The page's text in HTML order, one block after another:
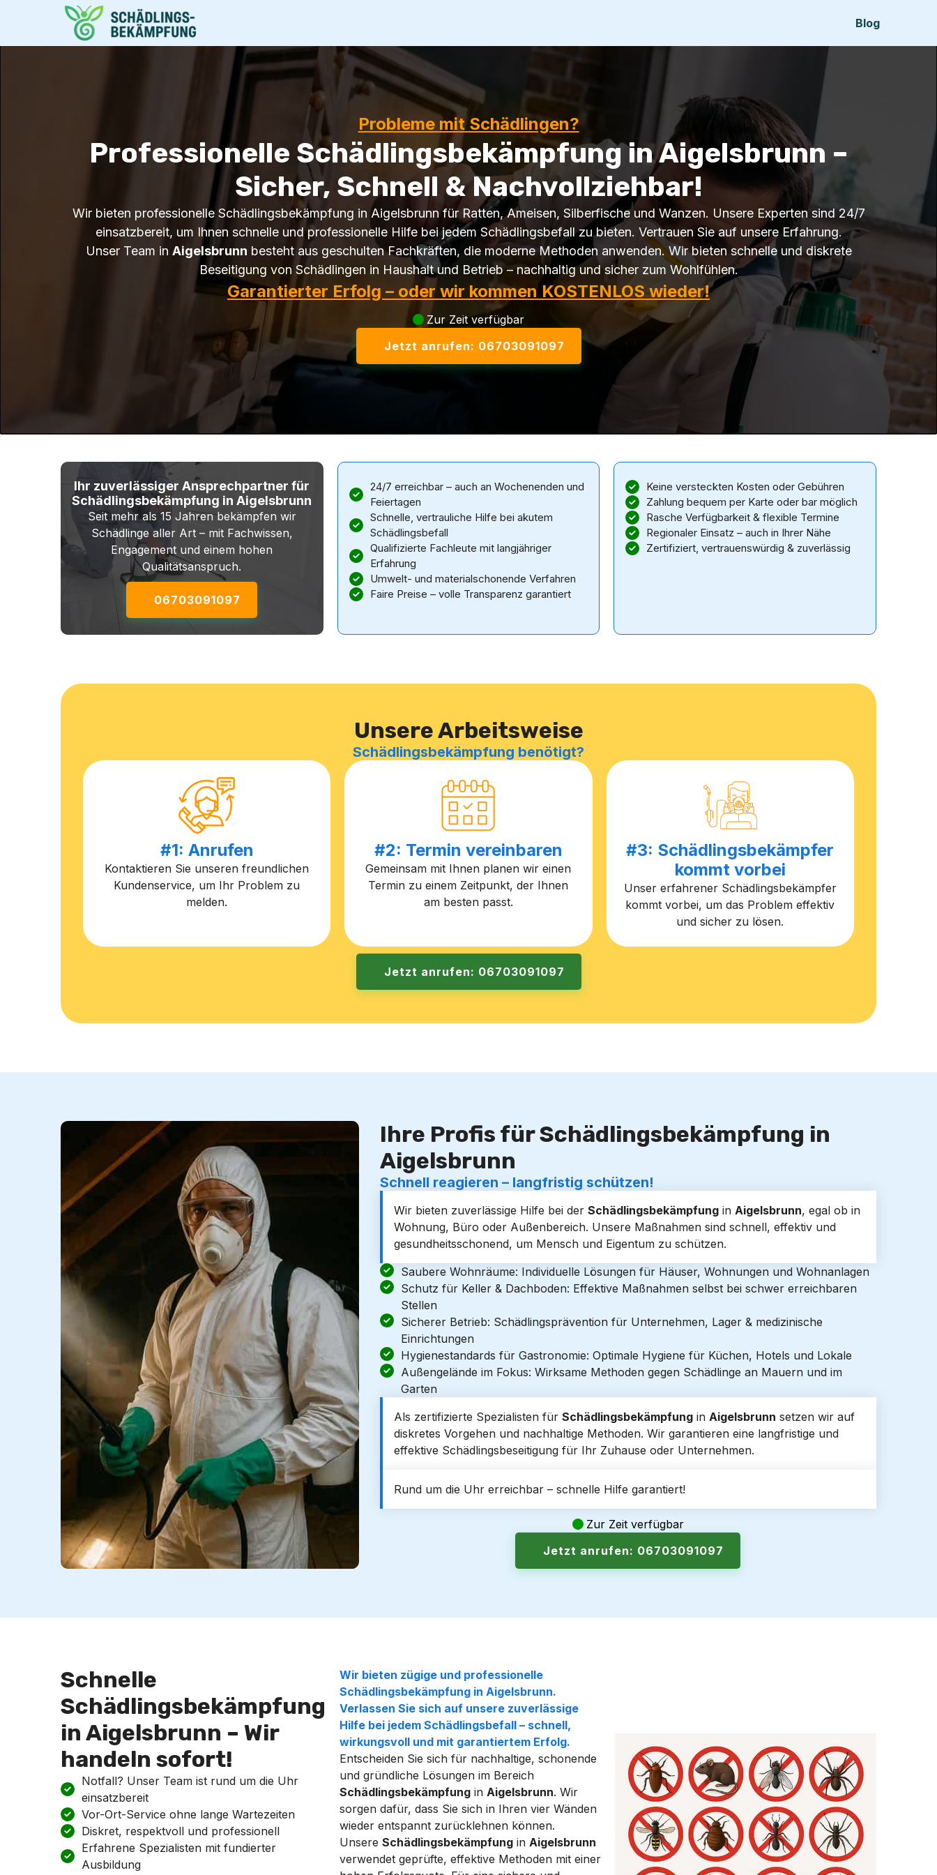
Blog
Probleme mit Schädlingen?
Professionelle Schädlingsbekämpfung in Aigelsbrunn –
Sicher, Schnell & Nachvollziehbar!
Wir bieten professionelle Schädlingsbekämpfung in Aigelsbrunn für Ratten, Ameisen, Silberfische und Wanzen. Unsere Experten sind 24/7
einsatzbereit, um Ihnen schnelle und professionelle Hilfe bei jedem Schädlingsbefall zu bieten. Vertrauen Sie auf unsere Erfahrung.
Unser Team in Aigelsbrunn besteht aus geschulten Fachkräften, die moderne Methoden anwenden. Wir bieten schnelle und diskrete
Beseitigung von Schädlingen in Haushalt und Betrieb – nachhaltig und sicher zum Wohlfühlen.
Garantierter Erfolg – oder wir kommen KOSTENLOS wieder!
Zur Zeit verfügbar
Jetzt anrufen: 06703091097
Ihr zuverlässiger Ansprechpartner für
Schädlingsbekämpfung in Aigelsbrunn
Seit mehr als 15 Jahren bekämpfen wir
Schädlinge aller Art – mit Fachwissen,
Engagement und einem hohen
Qualitätsanspruch.
06703091097
24/7 erreichbar – auch an Wochenenden und
Feiertagen
Schnelle, vertrauliche Hilfe bei akutem
Schädlingsbefall
Qualifizierte Fachleute mit langjähriger
Erfahrung
Umwelt- und materialschonende Verfahren
Faire Preise – volle Transparenz garantiert
Keine versteckten Kosten oder Gebühren
Zahlung bequem per Karte oder bar möglich
Rasche Verfügbarkeit & flexible Termine
Regionaler Einsatz – auch in Ihrer Nähe
Zertifiziert, vertrauenswürdig & zuverlässig
Unsere Arbeitsweise
Schädlingsbekämpfung benötigt?
#1: Anrufen
Kontaktieren Sie unseren freundlichen
Kundenservice, um Ihr Problem zu
melden.
#2: Termin vereinbaren
Gemeinsam mit Ihnen planen wir einen
Termin zu einem Zeitpunkt, der Ihnen
am besten passt.
#3: Schädlingsbekämpfer
kommt vorbei
Unser erfahrener Schädlingsbekämpfer
kommt vorbei, um das Problem effektiv
und sicher zu lösen.
Jetzt anrufen: 06703091097
Ihre Profis für Schädlingsbekämpfung in
Aigelsbrunn
Schnell reagieren – langfristig schützen!
Wir bieten zuverlässige Hilfe bei der Schädlingsbekämpfungin Aigelsbrunn, egal ob in
Wohnung, Büro oder Außenbereich. Unsere Maßnahmen sind schnell, effektiv und
gesundheitsschonend, um Mensch und Eigentum zu schützen.
Saubere Wohnräume: Individuelle Lösungen für Häuser, Wohnungen und Wohnanlagen
Schutz für Keller & Dachboden: Effektive Maßnahmen selbst bei schwer erreichbaren
Stellen
Sicherer Betrieb: Schädlingsprävention für Unternehmen, Lager & medizinische
Einrichtungen
Hygienestandards für Gastronomie: Optimale Hygiene für Küchen, Hotels und Lokale
Außengelände im Fokus: Wirksame Methoden gegen Schädlinge an Mauern und im
Garten
Als zertifizierte Spezialisten für Schädlingsbekämpfungin Aigelsbrunn setzen wir auf
diskretes Vorgehen und nachhaltige Methoden. Wir garantieren eine langfristige und
effektive Schädlingsbeseitigung für Ihr Zuhause oder Unternehmen.
Rund um die Uhr erreichbar – schnelle Hilfe garantiert!
Zur Zeit verfügbar
Jetzt anrufen: 06703091097
Schnelle
Schädlingsbekämpfung
in Aigelsbrunn – Wir
handeln sofort!
Notfall? Unser Team ist rund um die Uhr
einsatzbereit
Vor-Ort-Service ohne lange Wartezeiten
Diskret, respektvoll und professionell
Erfahrene Spezialisten mit fundierter
Ausbildung
Wir bieten zügige und professionelle
Schädlingsbekämpfung in Aigelsbrunn.
Verlassen Sie sich auf unsere zuverlässige
Hilfe bei jedem Schädlingsbefall – schnell,
wirkungsvoll und mit garantiertem Erfolg.
Entscheiden Sie sich für nachhaltige, schonende
und gründliche Lösungen im Bereich
Schädlingsbekämpfung in Aigelsbrunn. Wir
sorgen dafür, dass Sie sich in Ihren vier Wänden
wieder entspannt zurücklehnen können.
Unsere Schädlingsbekämpfung in Aigelsbrunn
verwendet geprüfte, effektive Methoden mit einer